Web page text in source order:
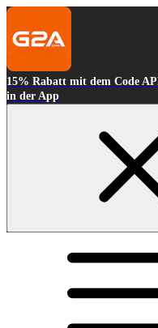
15% Rabatt mit dem Code
in der App